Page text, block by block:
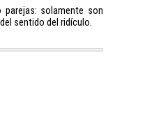
parejas: solamente son
sentido del ridículo.